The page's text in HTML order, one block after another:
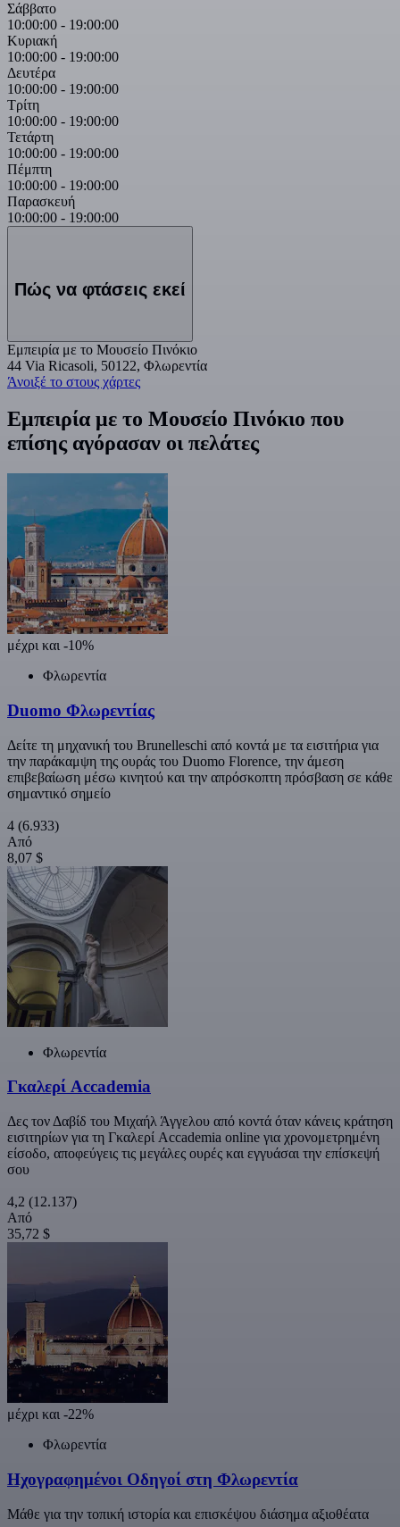
Σάββατο
10:00:00 - 19:00:00
Κυριακή
10:00:00 - 19:00:00
Δευτέρα
10:00:00 - 19:00:00
Τρίτη
10:00:00 - 19:00:00
Τετάρτη
10:00:00 - 19:00:00
Πέμπτη
10:00:00 - 19:00:00
Παρασκευή
10:00:00 - 19:00:00
Πώς να φτάσεις εκεί
Εμπειρία με το Μουσείο Πινόκιο
44 Via Ricasoli, 50122, Φλωρεντία
Άνοιξέ το στους χάρτες
Εμπειρία με το Μουσείο Πινόκιο που
επίσης αγόρασαν οι πελάτες
μέχρι και -10%
Φλωρεντία
Duomo Φλωρεντίας
Δείτε τη μηχανική του Brunelleschi από κοντά με τα εισιτήρια για
την παράκαμψη της ουράς του Duomo Florence, την άμεση
επιβεβαίωση μέσω κινητού και την απρόσκοπτη πρόσβαση σε κάθε
σημαντικό σημείο
4 (6.933)
Από
8,07 $
Φλωρεντία
Γκαλερί Accademia
Δες τον Δαβίδ του Μιχαήλ Άγγελου από κοντά όταν κάνεις κράτηση
εισιτηρίων για τη Γκαλερί Accademia online για χρονομετρημένη
είσοδο, αποφεύγεις τις μεγάλες ουρές και εγγυάσαι την επίσκεψή
σου
4,2 (12.137)
Από
35,72 $
μέχρι και -22%
Φλωρεντία
Ηχογραφημένοι Οδηγοί στη Φλωρεντία
Μάθε για την τοπική ιστορία και επισκέψου διάσημα αξιοθέατα